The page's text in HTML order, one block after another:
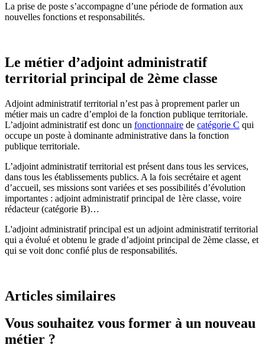
La prise de poste s’accompagne d’une période de formation aux
nouvelles fonctions et responsabilités.
Le métier d’adjoint administratif
territorial principal de 2ème classe
Adjoint administratif territorial n’est pas à proprement parler un
métier mais un cadre d’emploi de la fonction publique territoriale.
L’adjoint administratif est donc un fonctionnaire de catégorie C qui
occupe un poste à dominante administrative dans la fonction
publique territoriale.
L’adjoint administratif territorial est présent dans tous les services,
dans tous les établissements publics. A la fois secrétaire et agent
d’accueil, ses missions sont variées et ses possibilités d’évolution
importantes : adjoint administratif principal de 1ère classe, voire
rédacteur (catégorie B)…
L'adjoint administratif principal est un adjoint administratif territorial
qui a évolué et obtenu le grade d’adjoint principal de 2ème classe, et
qui se voit donc confié plus de responsabilités.
Articles similaires
Vous souhaitez vous former à un nouveau
métier ?